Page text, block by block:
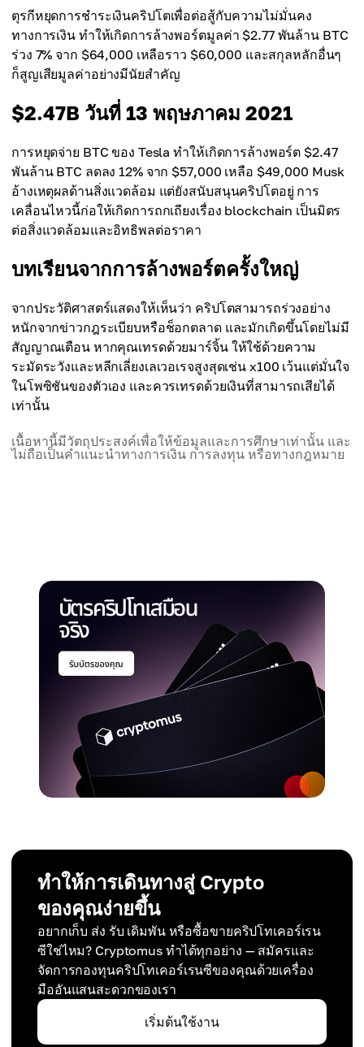
ตุรกีหยุดการชำระเงินคริปโตเพื่อต่อสู้กับความไม่มั่นคง
ทางการเงิน ทำให้เกิดการล้างพอร์ตมูลค่า $2.77 พันล้าน BTC
ร่วง 7% จาก $64,000 เหลือราว $60,000 และสกุลหลักอื่นๆ
ก็สูญเสียมูลค่าอย่างมีนัยสำคัญ
$2.47B วันที่ 13 พฤษภาคม 2021
การหยุดจ่าย BTC ของ Tesla ทำให้เกิดการล้างพอร์ต $2.47
พันล้าน BTC ลดลง 12% จาก $57,000 เหลือ $49,000 Musk
อ้างเหตุผลด้านสิ่งแวดล้อม แต่ยังสนับสนุนคริปโตอยู่ การ
เคลื่อนไหวนี้ก่อให้เกิดการถกเถียงเรื่อง blockchain เป็นมิตร
ต่อสิ่งแวดล้อมและอิทธิพลต่อราคา
บทเรียนจากการล้างพอร์ตครั้งใหญ่
จากประวัติศาสตร์แสดงให้เห็นว่า คริปโตสามารถร่วงอย่าง
หนักจากข่าวกฎระเบียบหรือช็อกตลาด และมักเกิดขึ้นโดยไม่มี
สัญญาณเตือน หากคุณเทรดด้วยมาร์จิ้น ให้ใช้ด้วยความ
ระมัดระวังและหลีกเลี่ยงเลเวอเรจสูงสุดเช่น x100 เว้นแต่มั่นใจ
ในโพซิชันของตัวเอง และควรเทรดด้วยเงินที่สามารถเสียได้
เท่านั้น
เนื้อหานี้มีวัตถุประสงค์เพื่อให้ข้อมูลและการศึกษาเท่านั้น และ
ไม่ถือเป็นคำแนะนำทางการเงิน การลงทุน หรือทางกฎหมาย
ทำให้การเดินทางสู่ Crypto
ของคุณง่ายขึ้น
อยากเก็บ ส่ง รับ เดิมพัน หรือซื้อขายคริปโทเคอร์เรน
ซีใช่ไหม? Cryptomus ทำได้ทุกอย่าง — สมัครและ
จัดการกองทุนคริปโทเคอร์เรนซีของคุณด้วยเครื่อง
มืออันแสนสะดวกของเรา
เริ่มต้นใช้งาน